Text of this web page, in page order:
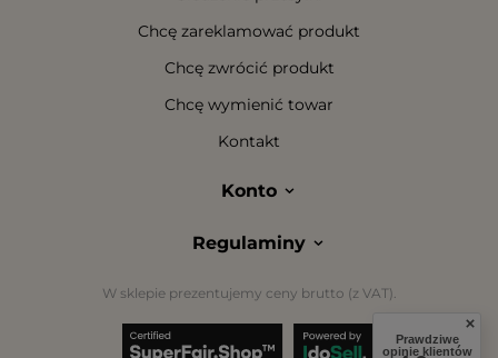
Chcę zareklamować produkt
Chcę zwrócić produkt
Chcę wymienić towar
Kontakt
Konto
Regulaminy
W sklepie prezentujemy ceny brutto (z VAT).
Prawdziwe
opinie klientów